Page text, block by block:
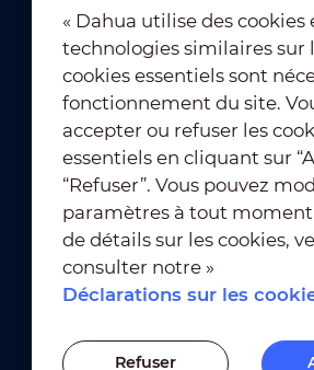
Abonnement à la
Conditions d’utilisation
｜
Conformité à la vie privée
Paramètres des cookies
« Dahua utilise des cookies
technologies similaires sur
cookies essentiels sont
fonctionnement du site.
accepter ou refuser les
essentiels en cliquant sur
“Refuser”. Vous pouvez
paramètres à tout
de détails sur les cookies,
consulter notre »
Déclarations sur les
Refuser